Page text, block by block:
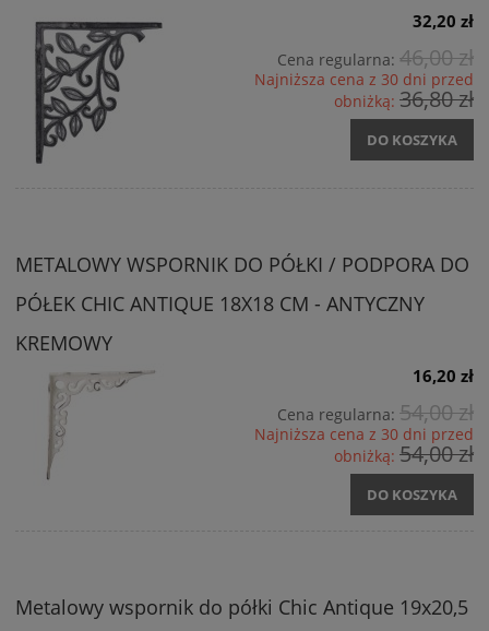
32,20 zł
Cena regularna: 46,00 zł
Najniższa cena z 30 dni przed
obniżką: 36,80 zł
DO KOSZYKA
METALOWY WSPORNIK DO PÓŁKI / PODPORA DO
PÓŁEK CHIC ANTIQUE 18X18 CM - ANTYCZNY
KREMOWY
16,20 zł
Cena regularna: 54,00 zł
Najniższa cena z 30 dni przed
obniżką: 54,00 zł
DO KOSZYKA
Metalowy wspornik do półki Chic Antique 19x20,5